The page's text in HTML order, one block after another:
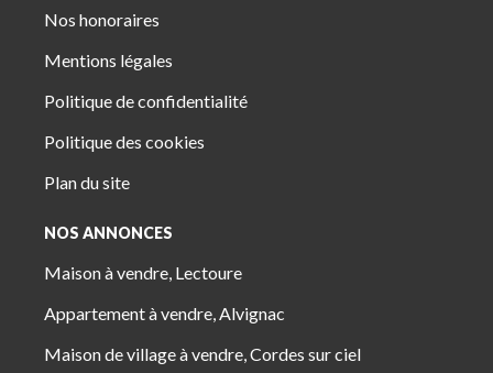
Nos honoraires
Mentions légales
Politique de confidentialité
Politique des cookies
Plan du site
NOS ANNONCES
Maison à vendre, Lectoure
Appartement à vendre, Alvignac
Maison de village à vendre, Cordes sur ciel